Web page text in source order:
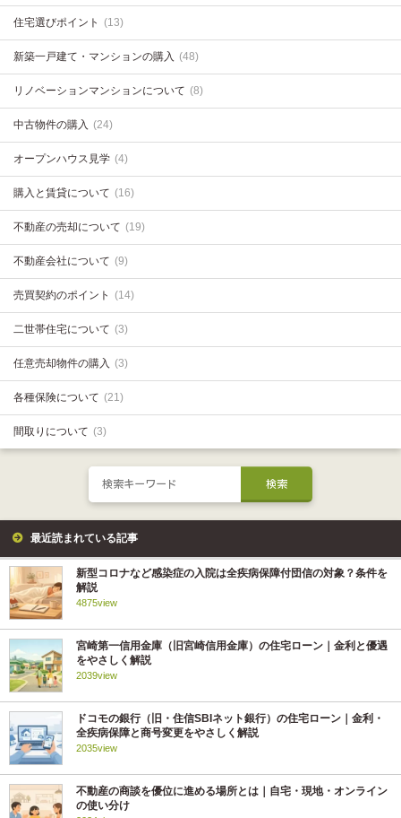
住宅選びポイント (13)
新築一戸建て・マンションの購入 (48)
リノベーションマンションについて (8)
中古物件の購入 (24)
オープンハウス見学 (4)
購入と賃貸について (16)
不動産の売却について (19)
不動産会社について (9)
売買契約のポイント (14)
二世帯住宅について (3)
任意売却物件の購入 (3)
各種保険について (21)
間取りについて (3)
最近読まれている記事
新型コロナなど感染症の入院は全疾病保障付団信の対象？条件を
解説
4875view
宮崎第一信用金庫（旧宮崎信用金庫）の住宅ローン｜金利と優遇
をやさしく解説
2039view
ドコモの銀行（旧・住信SBIネット銀行）の住宅ローン｜金利・
全疾病保障と商号変更をやさしく解説
2035view
不動産の商談を優位に進める場所とは｜自宅・現地・オンライン
の使い分け